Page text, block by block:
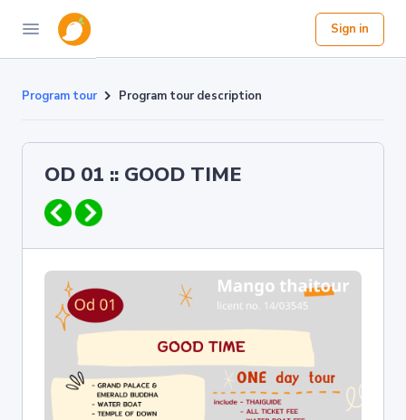
Sign in
Program tour Program tour description
OD 01 :: GOOD TIME